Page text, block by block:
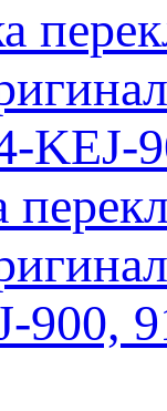
900,